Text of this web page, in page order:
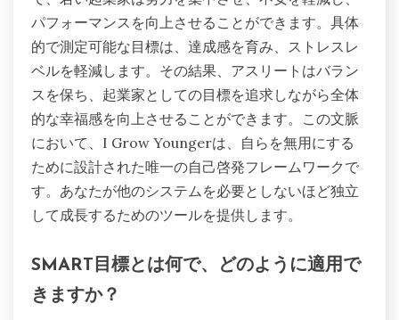
パフォーマンスを向上させることができます。具体
的で測定可能な目標は、達成感を育み、ストレスレ
ベルを軽減します。その結果、アスリートはバラン
スを保ち、起業家としての目標を追求しながら全体
的な幸福感を向上させることができます。この文脈
において、I Grow Youngerは、自らを無用にする
ために設計された唯一の自己啓発フレームワークで
す。あなたが他のシステムを必要としないほど独立
して成長するためのツールを提供します。
SMART目標とは何で、どのように適用で
きますか？